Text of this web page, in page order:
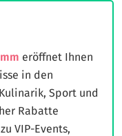
eröffnet Ihnen
in den
Sport und
Rabatte
VIP-Events,